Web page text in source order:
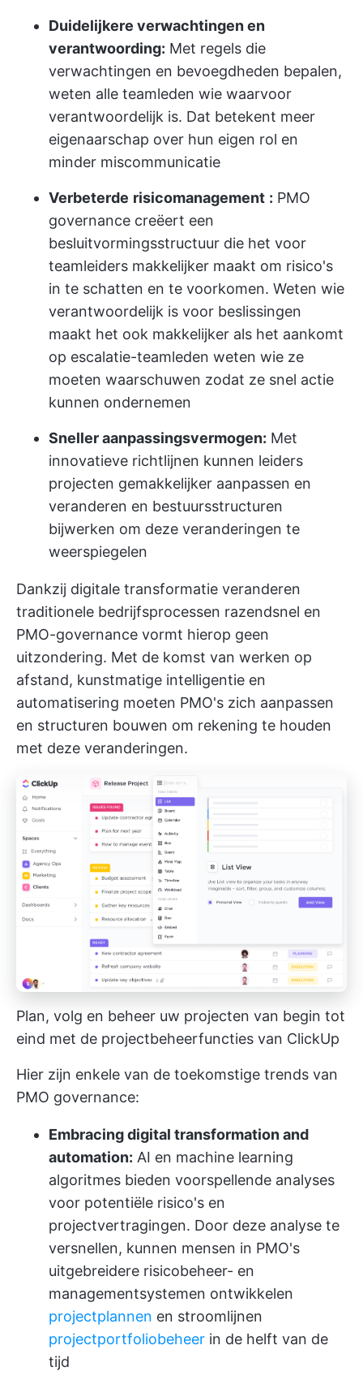
Duidelijkere verwachtingen en
verantwoording: Met regels die
verwachtingen en bevoegdheden bepalen,
weten alle teamleden wie waarvoor
verantwoordelijk is. Dat betekent meer
eigenaarschap over hun eigen rol en
minder miscommunicatie
Verbeterde risicomanagement : PMO
governance creëert een
besluitvormingsstructuur die het voor
teamleiders makkelijker maakt om risico's
in te schatten en te voorkomen. Weten wie
verantwoordelijk is voor beslissingen
maakt het ook makkelijker als het aankomt
op escalatie-teamleden weten wie ze
moeten waarschuwen zodat ze snel actie
kunnen ondernemen
Sneller aanpassingsvermogen: Met
innovatieve richtlijnen kunnen leiders
projecten gemakkelijker aanpassen en
veranderen en bestuursstructuren
bijwerken om deze veranderingen te
weerspiegelen
Dankzij digitale transformatie veranderen
traditionele bedrijfsprocessen razendsnel en
PMO-governance vormt hierop geen
uitzondering. Met de komst van werken op
afstand, kunstmatige intelligentie en
automatisering moeten PMO's zich aanpassen
en structuren bouwen om rekening te houden
met deze veranderingen.
Plan, volg en beheer uw projecten van begin tot
eind met de projectbeheerfuncties van ClickUp
Hier zijn enkele van de toekomstige trends van
PMO governance:
Embracing digital transformation and
automation: AI en machine learning
algoritmes bieden voorspellende analyses
voor potentiële risico's en
projectvertragingen. Door deze analyse te
versnellen, kunnen mensen in PMO's
uitgebreidere risicobeheer- en
managementsystemen ontwikkelen
projectplannen en stroomlijnen
projectportfoliobeheer in de helft van de
tijd